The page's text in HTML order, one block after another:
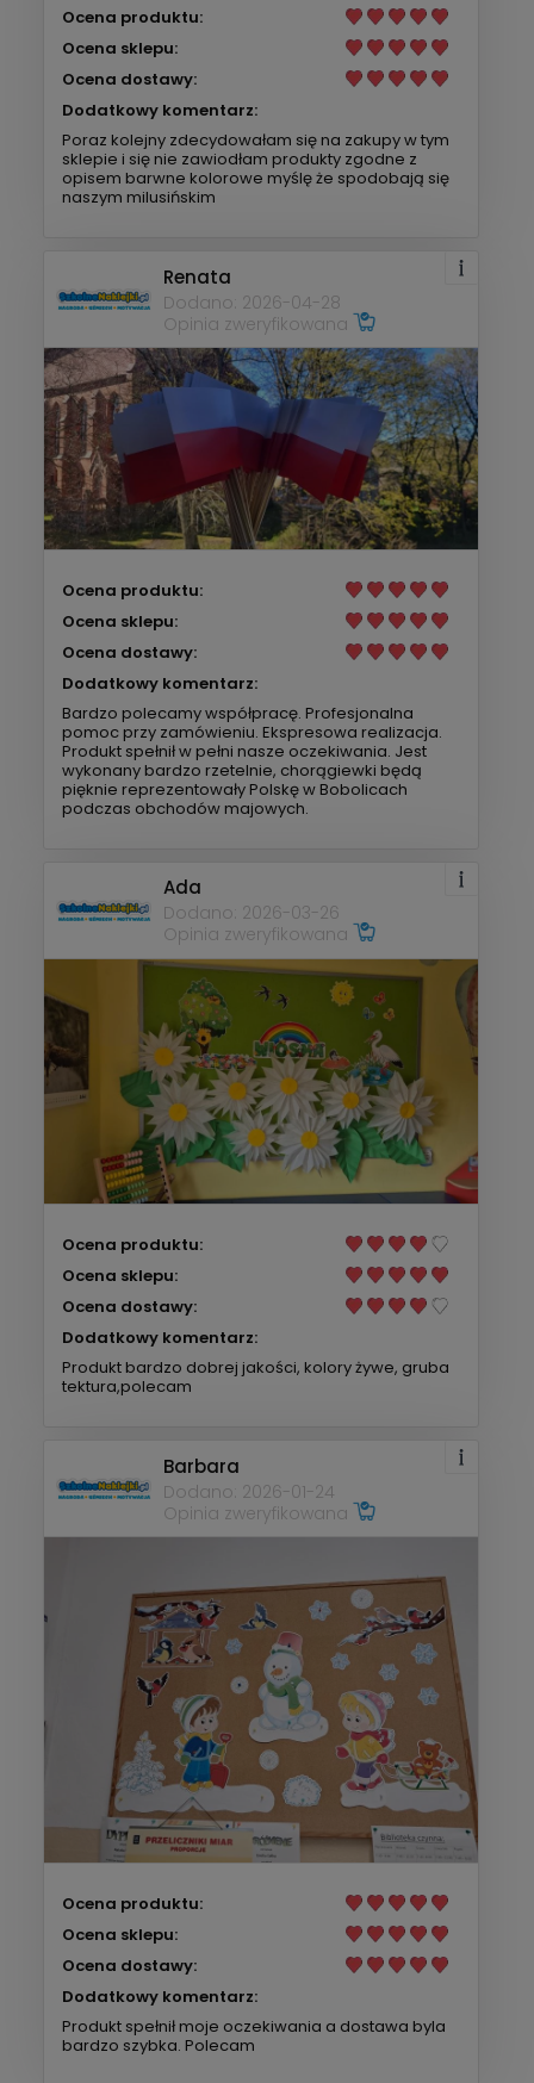
Ocena produktu:
Ocena sklepu:
Ocena dostawy:
Dodatkowy komentarz:
Poraz kolejny zdecydowałam się na zakupy w tym
sklepie i się nie zawiodłam produkty zgodne z
opisem barwne kolorowe myślę że spodobają się
naszym milusińskim
Renata
Dodano: 2026-04-28
Opinia zweryfikowana
Ocena produktu:
Ocena sklepu:
Ocena dostawy:
Dodatkowy komentarz:
Bardzo polecamy współpracę. Profesjonalna
pomoc przy zamówieniu. Ekspresowa realizacja.
Produkt spełnił w pełni nasze oczekiwania. Jest
wykonany bardzo rzetelnie, chorągiewki będą
pięknie reprezentowały Polskę w Bobolicach
podczas obchodów majowych.
Ada
Dodano: 2026-03-26
Opinia zweryfikowana
Ocena produktu:
Ocena sklepu:
Ocena dostawy:
Dodatkowy komentarz:
Produkt bardzo dobrej jakości, kolory żywe, gruba
tektura,polecam
Barbara
Dodano: 2026-01-24
Opinia zweryfikowana
Ocena produktu:
Ocena sklepu:
Ocena dostawy:
Dodatkowy komentarz:
Produkt spełnił moje oczekiwania a dostawa byla
bardzo szybka. Polecam